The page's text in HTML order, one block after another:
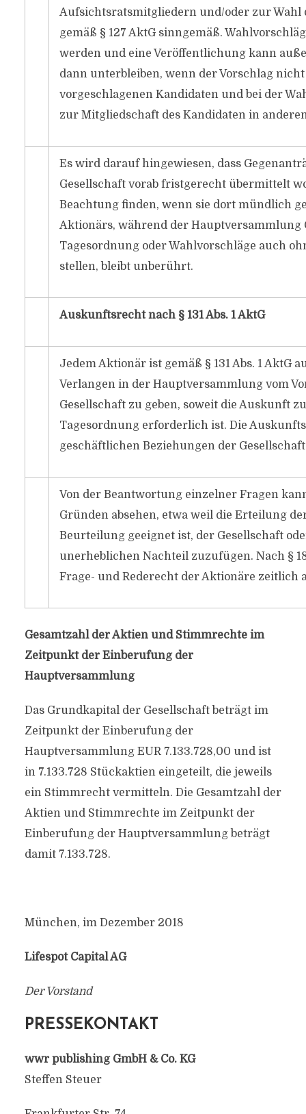
Aufsichtsratsmitgliedern und/oder zur Wahl
gemäß § 127 AktG sinngemäß.
werden und eine Veröffentlichung kann
dann unterbleiben, wenn der Vorschlag
vorgeschlagenen Kandidaten und bei der
zur Mitgliedschaft des Kandidaten in
Es wird darauf hingewiesen, dass
Gesellschaft vorab fristgerecht übermittelt
Beachtung finden, wenn sie dort mündlich
Aktionärs, während der Hauptversammlung
Tagesordnung oder Wahlvorschläge auch
stellen, bleibt unberührt.
Auskunftsrecht nach § 131 Abs. 1 AktG
Jedem Aktionär ist gemäß § 131 Abs. 1
Verlangen in der Hauptversammlung vom
Gesellschaft zu geben, soweit die Auskunft
Tagesordnung erforderlich ist. Die
geschäftlichen Beziehungen der
Von der Beantwortung einzelner Fragen
Gründen absehen, etwa weil die Erteilung
Beurteilung geeignet ist, der Gesellschaft
unerheblichen Nachteil zuzufügen. Nach §
Frage- und Rederecht der Aktionäre zeitlich
Gesamtzahl der Aktien und Stimmrechte im
Zeitpunkt der Einberufung der
Hauptversammlung
Das Grundkapital der Gesellschaft beträgt im
Zeitpunkt der Einberufung der
Hauptversammlung EUR 7.133.728,00 und ist
in 7.133.728 Stückaktien eingeteilt, die jeweils
ein Stimmrecht vermitteln. Die Gesamtzahl der
Aktien und Stimmrechte im Zeitpunkt der
Einberufung der Hauptversammlung beträgt
damit 7.133.728.
München, im Dezember 2018
Lifespot Capital AG
Der Vorstand
PRESSEKONTAKT
wwr publishing GmbH & Co. KG
Steffen Steuer